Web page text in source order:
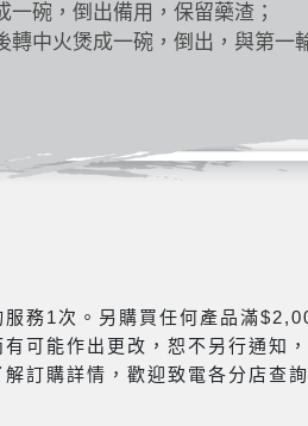
碗，倒出備用，保留藥渣；
轉中火煲成一碗，倒出，與第一
務1次。另購買任何產品滿
可能作出更改，恕不另行通知
訂購詳情，歡迎致電各分店查詢